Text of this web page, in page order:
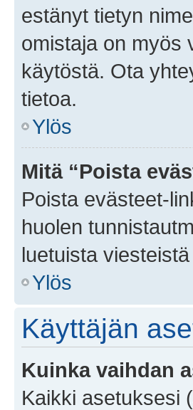
estänyt tietyn
omistaja on myös
käytöstä. Ota
tietoa.
Ylös
Mitä “Poista
Poista evästeet-
huolen
luetuista
Ylös
Käyttäjän
Kuinka vaihdan
Kaikki asetuksesi